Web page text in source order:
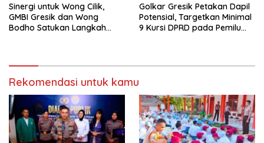
Sinergi untuk Wong Cilik,
GMBI Gresik dan Wong
Bodho Satukan Langkah
Golkar Gresik Petakan Dapil
Potensial, Targetkan Minimal
9 Kursi DPRD pada Pemilu
Rekomendasi untuk kamu